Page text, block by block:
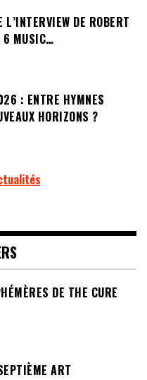
DE ROBERT
6 MUSIC…
: ENTRE HYMNES
HORIZONS ?
DE THE CURE
ART